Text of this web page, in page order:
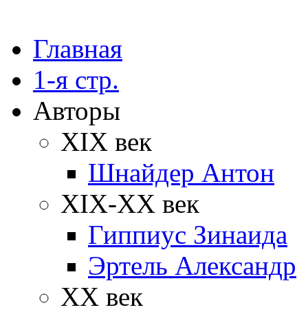
Главная
1-я стр.
Авторы
XIX век
Шнайдер Антон
XIX-XX век
Гиппиус Зинаида
Эртель Александр
XX век